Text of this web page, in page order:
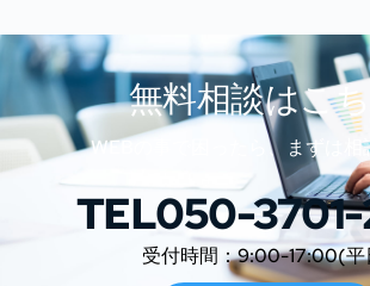
無料相談はこ
WEBの事で困ったら、まずは相
TEL050-
受付時間：9:00-17:00(